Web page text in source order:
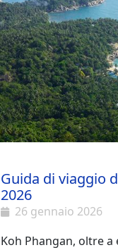
Guida di viaggio
2026
26 gennaio 2026
Koh Phangan, oltre a